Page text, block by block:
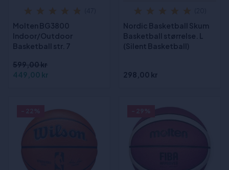
Molten BG3800
Indoor/Outdoor
Basketball str. 7
599,00 kr
449,00 kr
Nordic Basketball Skum
Basketball størrelse. L
(Silent Basketball)
298,00 kr